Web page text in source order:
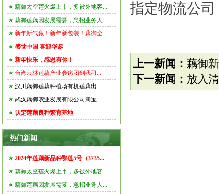
藕御太空莲火爆上市，多被外地客...
藕御莲藕因发展需要，急招业务人...
新年新气象！新年新包装！藕御全...
盛世中国 喜迎华诞
新年快乐，感恩有你！
台湾云林莲藕产业参访团到我司...
汉川藕御莲藕种植场有机莲藕出...
武汉藕御农业发展有限公司淘宝...
认定莲藕良种繁育基地
热门新闻
2024年莲藕新品种鄂莲5号（3735...
藕御太空莲火爆上市，多被外地客...
藕御莲藕因发展需要，急招业务人...
指定物流公
上一新闻： 藕御
下一新闻： 放入